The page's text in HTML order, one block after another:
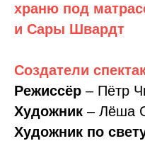
храню под
и Сары Швардт
Создатели
Режиссёр – Пётр
Художник – Лёша
Художник по